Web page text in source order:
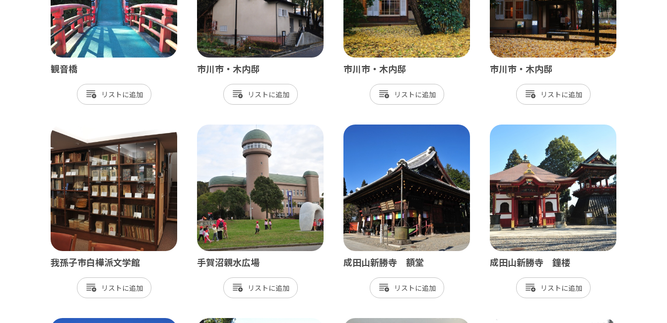
九十九里浜 / 釣ヶ崎海岸（サーフィン） / 白子温泉 / 茂原 / 御宿
南房総
大山千枚田 / 鴨川シーワールド / 勝浦 / 岡本桟橋 / 館山 / いすみ鉄道
木更津 / 海ほたるPA / 東京ドイツ村 / 富津 / 鋸山 / マザー牧場 / 小湊鐡道
ベイエリア
千葉市
市川市
船橋市
習志野市
八千代市
浦安市
松戸市
野田市
柏市
流山市
我孫子市
鎌ケ谷市
銚子市
成田市
佐倉市
八街市
印西市
白井市
九十九里
茂原市
東金市
旭市
匝瑳市
山武市
大網白里市
観音橋
リスト
市川市・木内邸
リスト
市川市・木内邸
リスト
市川市・木内邸
リスト
我孫子市白樺派文学館
リスト
手賀沼親水広場
リスト
成田山新勝寺 額堂
リスト
成田山新勝寺 鐘楼
リスト